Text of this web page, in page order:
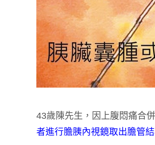
43歲陳先生，因上腹悶痛合併
者進行膽胰內視鏡取出膽管